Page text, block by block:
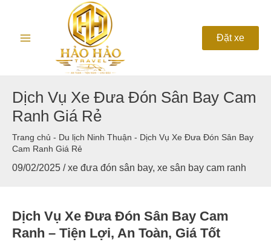
Menu
Đặt xe
Dịch Vụ Xe Đưa Đón Sân Bay Cam
Ranh Giá Rẻ
Trang chủ - Du lịch Ninh Thuận - Dịch Vụ Xe Đưa Đón Sân Bay
Cam Ranh Giá Rẻ
09/02/2025 /xe đưa đón sân bay, xe sân bay cam ranh
Dịch Vụ Xe Đưa Đón Sân Bay Cam
Ranh – Tiện Lợi, An Toàn, Giá Tốt